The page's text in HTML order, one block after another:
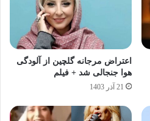
اعتراض مرجانه گلچین از آلودگی
هوا جنجالی شد + فیلم
21 آذر 1403